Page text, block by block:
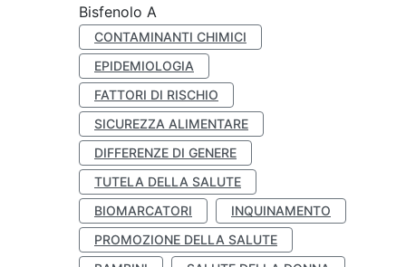
Bisfenolo A
CONTAMINANTI CHIMICI
EPIDEMIOLOGIA
FATTORI DI RISCHIO
SICUREZZA ALIMENTARE
DIFFERENZE DI GENERE
TUTELA DELLA SALUTE
BIOMARCATORI
INQUINAMENTO
PROMOZIONE DELLA SALUTE